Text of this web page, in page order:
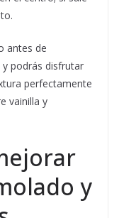
antes de
podrás disfrutar
perfectamente
vainilla y
y